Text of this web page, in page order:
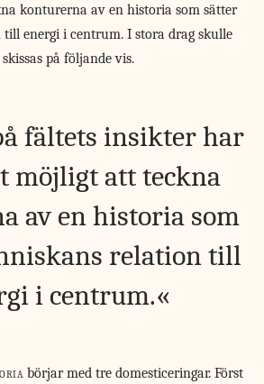
konturerna av en historia som sätter
energi i centrum. I stora drag skulle
på följande vis.
fältets insikter har
möjligt att teckna
av en historia som
relation till
i centrum.
börjar med tre domesticeringar. Först